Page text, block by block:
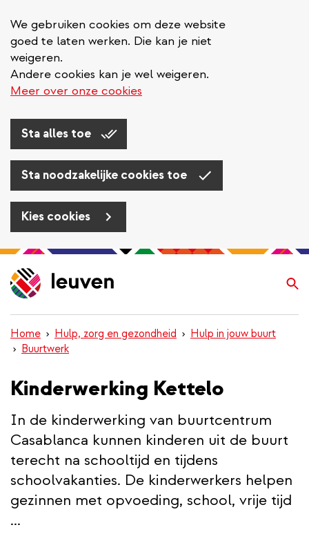
We gebruiken cookies om deze website
goed te laten werken. Die kan je niet
weigeren.
Andere cookies kan je wel weigeren.
Meer over onze cookies
Sta alles toe
Sta noodzakelijke cookies toe
Kies cookies
Overslaan
en
naar
inhoud
gaan
Home Hulp, zorg en gezondheid
Hulp in jouw buurt
Buurtwerk
Kinderwerking Kettelo
In de kinderwerking van buurtcentrum
Casablanca kunnen kinderen uit de buurt
terecht na schooltijd en tijdens
schoolvakanties. De kinderwerkers helpen
gezinnen met opvoeding, school, vrije tijd
...